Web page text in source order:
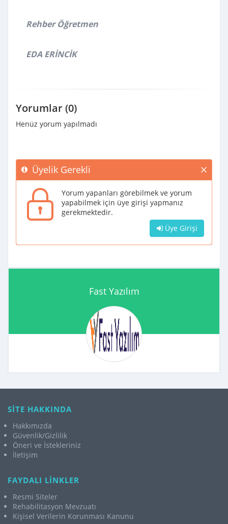
Rehber Öğretmen
EDA ERİNCİK
Yorumlar (0)
Henüz yorum yapılmadı
Üyelik Gerekli
Yorum yapanları görebilmek ve yorum
yapabilmek için üye girişi yapmanız
gerekmektedir.
Üye Girişi
Fast Yazılım
SİTE HAKKINDA
Hakkımızda
Güvenlik/Gizlilik
Öneri ve İstekleriniz
İletişim
FAYDALI LİNKLER
Resmi Siteler
Rehabilitasyon Mevzuatı
Kişisel Verilerin Korunması Kanunu